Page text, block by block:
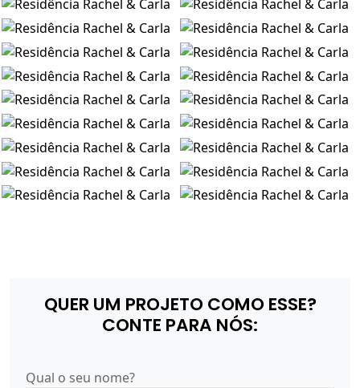
QUER UM PROJETO COMO ESSE?
CONTE PARA NÓS:
Qual o seu nome?